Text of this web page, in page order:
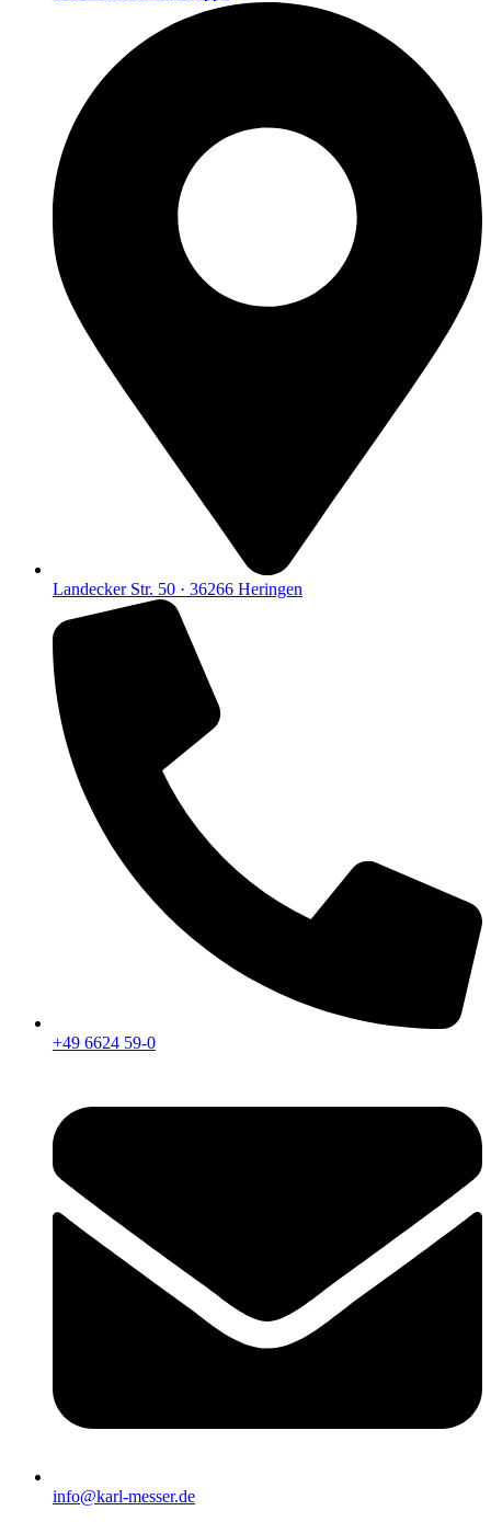
Landecker Str. 50 · 36266 Heringen
+49 6624 59-0
info@karl-messer.de